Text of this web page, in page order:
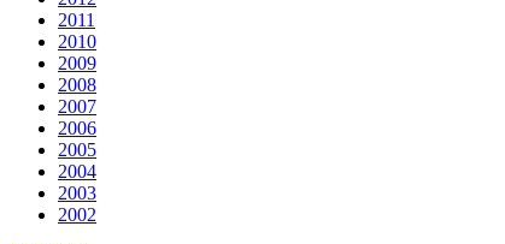
2011
2010
2009
2008
2007
2006
2005
2004
2003
2002